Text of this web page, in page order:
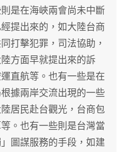
是在海峽兩會尚未中斷
提出來的，如大陸台商
打擊犯罪，司法協助，
方面早就提出來的訴
直航等。也有一些是在
據兩岸交流出現的一些
居民赴台觀光，台商包
。也有一些則是台灣當
圖謀服務的手段，如建